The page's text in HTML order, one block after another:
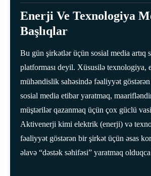
Enerji Ve Texnologiya
Başlıqlar
Bu gün şirkətlər üçün sosial media artıq
platforması deyil. Xüsusilə texnologiya,
mühəndislik sahəsində fəaliyyət
sosial media etibar yaratmaq,
müştərilər qazanmaq üçün çox güclü
Aktivenerji kimi elektrik (enerji) və
fəaliyyət göstərən bir şirkət üçün əsas
əlavə “dəstək səhifəsi” yaratmaq